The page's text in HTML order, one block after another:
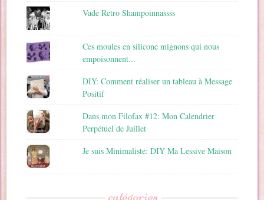
Vade Retro Shampoinnassss
Ces moules en silicone mignons qui nous
empoisonnent...
DIY: Comment réaliser un tableau à Message
Positif
Dans mon Filofax #12: Mon Calendrier
Perpétuel de Juillet
Je suis Minimaliste: DIY Ma Lessive Maison
catégories